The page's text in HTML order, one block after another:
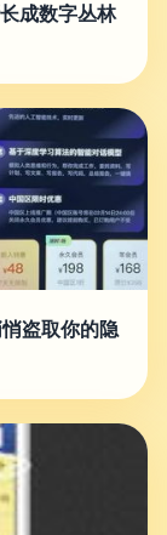
成数字丛林
盗取你的隐